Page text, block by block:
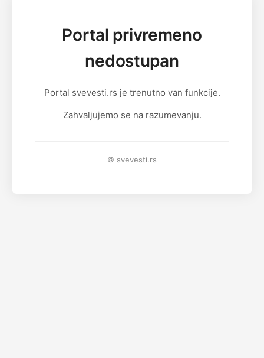
Portal privremeno
nedostupan
Portal svevesti.rs je trenutno van funkcije.
Zahvaljujemo se na razumevanju.
© svevesti.rs